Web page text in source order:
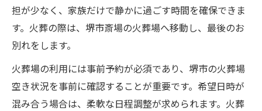
担が少なく、家族だけで静かに過ごす時間を確保できま
す。火葬の際は、堺市斎場の火葬場へ移動し、最後のお
別れをします。
火葬場の利用には事前予約が必須であり、堺市の火葬場
空き状況を事前に確認することが重要です。希望日時が
混み合う場合は、柔軟な日程調整が求められます。火葬